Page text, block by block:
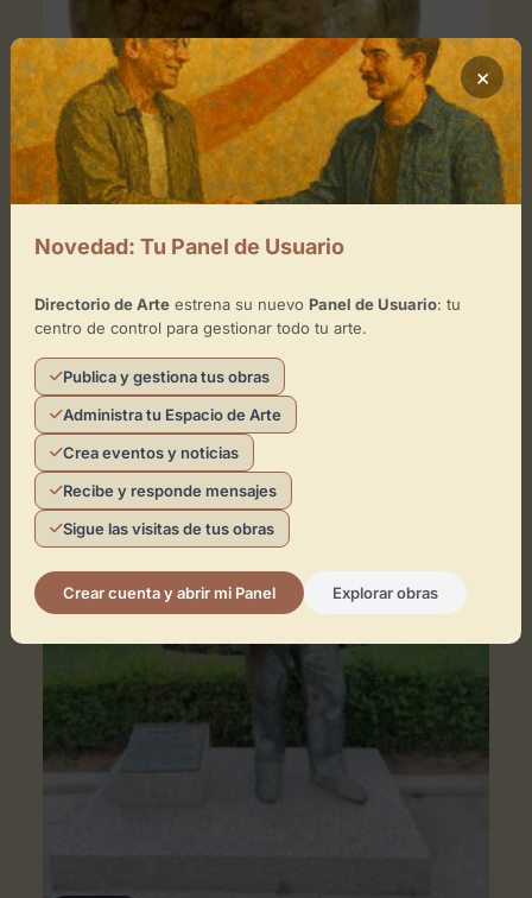
Arte antiguo Arte clásico +3
×
Novedad: Tu Panel de Usuario
Directorio de Arteestrena su nuevo Panel de Usuario: tu
centro de control para gestionar todo tu arte.
Publica y gestiona tus obras
Administra tu Espacio de Arte
Crea eventos y noticias
Recibe y responde mensajes
Sigue las visitas de tus obras
Crear cuenta y abrir mi Panel Explorar obras